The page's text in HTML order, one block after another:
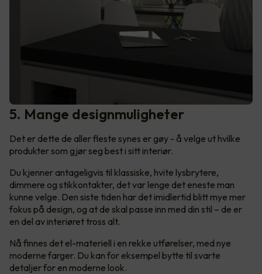
5. Mange designmuligheter
Det er dette de aller fleste synes er gøy - å velge ut hvilke
produkter som gjør seg best i sitt interiør.
Du kjenner antageligvis til klassiske, hvite lysbrytere,
dimmere og stikkontakter, det var lenge det eneste man
kunne velge. Den siste tiden har det imidlertid blitt mye mer
fokus på design, og at de skal passe inn med din stil – de er
en del av interiøret tross alt.
Nå finnes det el-materiell i en rekke utførelser, med nye
moderne farger. Du kan for eksempel bytte til svarte
detaljer for en moderne look.